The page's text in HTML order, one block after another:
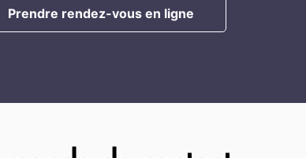
Prendre rendez-vous en ligne